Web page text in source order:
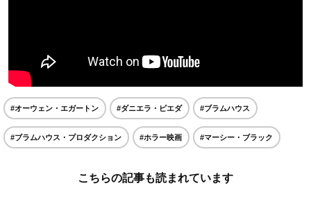
#オーウェン・エガートン #ダニエラ・ピエダ #ブラムハウス
#ブラムハウス・プロダクション #ホラー映画 #マーシー・ブラック
こちらの記事も読まれています